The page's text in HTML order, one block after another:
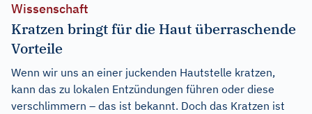
Wissenschaft
Kratzen bringt für die Haut überraschende
Vorteile
Wenn wir uns an einer juckenden Hautstelle kratzen,
kann das zu lokalen Entzündungen führen oder diese
verschlimmern – das ist bekannt. Doch das Kratzen ist